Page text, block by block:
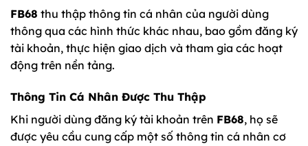
FB68 thu thập thông tin cá nhân của người dùng
thông qua các hình thức khác nhau, bao gồm đăng ký
tài khoản, thực hiện giao dịch và tham gia các hoạt
động trên nền tảng.
Thông Tin Cá Nhân Được Thu Thập
Khi người dùng đăng ký tài khoản trên FB68, họ sẽ
được yêu cầu cung cấp một số thông tin cá nhân cơ